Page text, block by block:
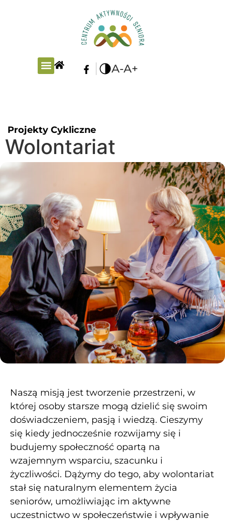
A-A+
Projekty Cykliczne
Wolontariat
Naszą misją jest tworzenie przestrzeni, w
której osoby starsze mogą dzielić się swoim
doświadczeniem, pasją i wiedzą. Cieszymy
się kiedy jednocześnie rozwijamy się i
budujemy społeczność opartą na
wzajemnym wsparciu, szacunku i
życzliwości. Dążymy do tego, aby wolontariat
stał się naturalnym elementem życia
seniorów, umożliwiając im aktywne
uczestnictwo w społeczeństwie i wpływanie